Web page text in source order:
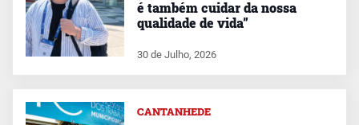
é também cuidar da nossa
qualidade de vida”
30 de Julho, 2026
CANTANHEDE